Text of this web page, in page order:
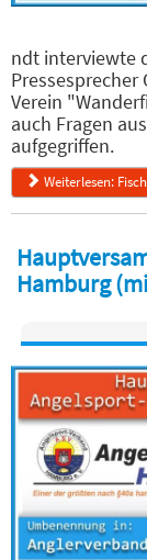
ndt interviewte
Verein
auch Fragen
aufgegriffen.
Weiterlesen:
Hamburg